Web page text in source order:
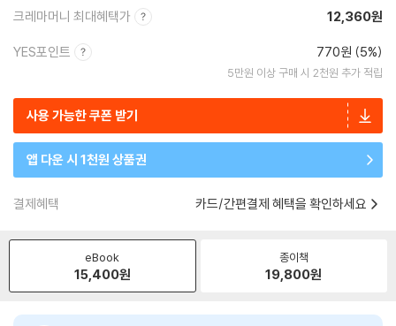
크레마머니 최대혜택가 12,360원
YES포인트 770원 (5%)
5만원 이상 구매 시 2천원 추가 적립
사용 가능한 쿠폰 받기
앱 다운 시 1천원 상품권
결제혜택 카드/간편결제 혜택을 확인하세요
eBook
15,400원
종이책
19,800원